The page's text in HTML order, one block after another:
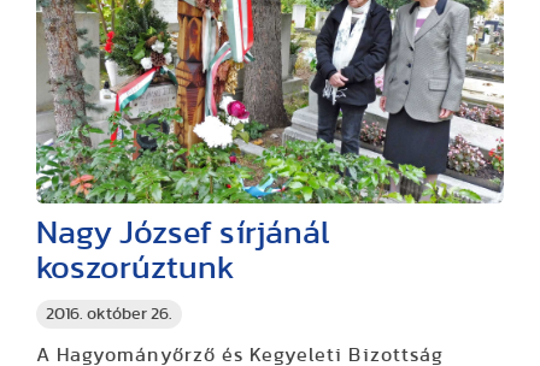
2016. október 26.
Nagy József sírjánál
koszorúztunk
A Hagyományőrző és Kegyeleti Bizottság